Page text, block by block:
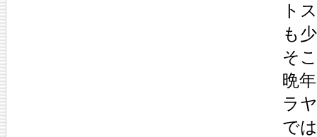
ト
も
そ
晩
ラ
で